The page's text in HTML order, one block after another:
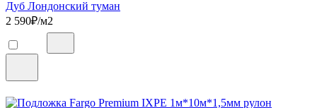
Дуб Лондонский туман
2 590₽/м2